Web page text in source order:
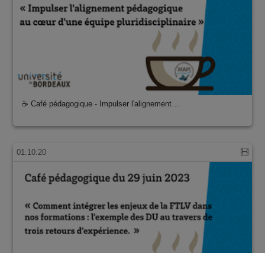
☕ Café pédagogique - Impulser l'alignement…
01:10:20